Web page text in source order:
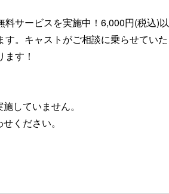
サービスを実施中！6,000円(税込)以
。キャストがご相談に乗らせていた
す！​
していません。​
ください。